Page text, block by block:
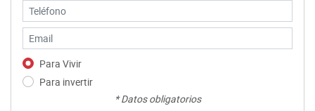
Para Vivir
Para invertir
* Datos obligatorios